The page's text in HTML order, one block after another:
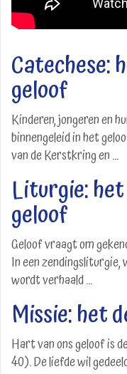
Catechese:
geloof
Kinderen, jongeren en
binnengeleid in het
van de Kerstkring en ...
Liturgie:
geloof
Geloof vraagt om
In een
wordt verhaald ...
Missie: het
Hart van ons geloof is
40). De liefde wil